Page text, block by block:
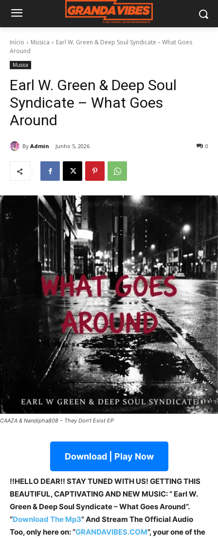
Início Musica
Earl W. Green & Deep Soul Syndicate – What Goes
Around
Musica
Earl W. Green & Deep Soul
Syndicate – What Goes
Around
By Admin Junho 5, 2026 0
CAAZA & Nandipha808 – They Don’t Exist EP
Download | Play Now
!!HELLO DEAR!! STAY TUNED WITH US! GETTING THIS
BEAUTIFUL, CAPTIVATING AND NEW MUSIC: “ Earl W.
Green & Deep Soul Syndicate – What Goes Around”.
“Download The Mp3”And Stream The Official Audio
Too, only here on: “GRANDAVIBES.COM”, your one of the